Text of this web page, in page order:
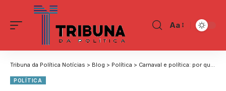
Aa
Tribuna da Política Notícias > Blog > Política > Carnaval e política: por que a maior festa popular do Brasil sempre foi um ato político
POLÍTICA